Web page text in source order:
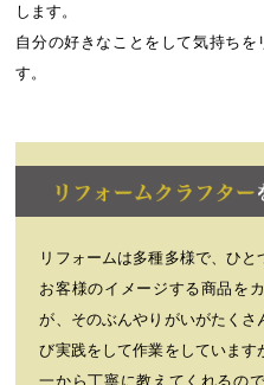
します。
自分の好きなことをして気持ち
す。
リフォームは多種多様で、ひと
お客様のイメージする商品を
が、そのぶんやりがいがたく
び実践をして作業をしています
一から丁寧に教えてくれるの